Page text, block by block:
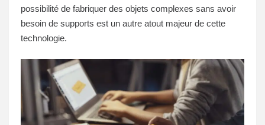
possibilité de fabriquer des objets complexes sans avoir
besoin de supports est un autre atout majeur de cette
technologie.